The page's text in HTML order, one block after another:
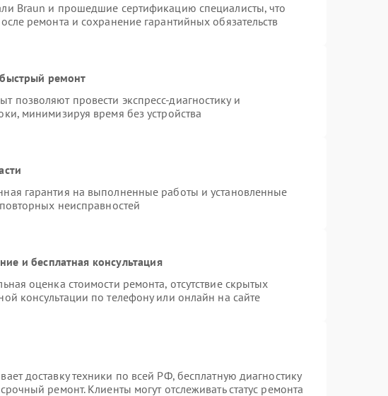
Braun и прошедшие сертификацию специалисты, что
ремонта и сохранение гарантийных обязательств
ремонт
позволяют провести экспресс-диагностику и
минимизируя время без устройства
гарантия на выполненные работы и установленные
неисправностей
и бесплатная консультация
оценка стоимости ремонта, отсутствие скрытых
консультации по телефону или онлайн на сайте
доставку техники по всей РФ, бесплатную диагностику
ремонт. Клиенты могут отслеживать статус ремонта